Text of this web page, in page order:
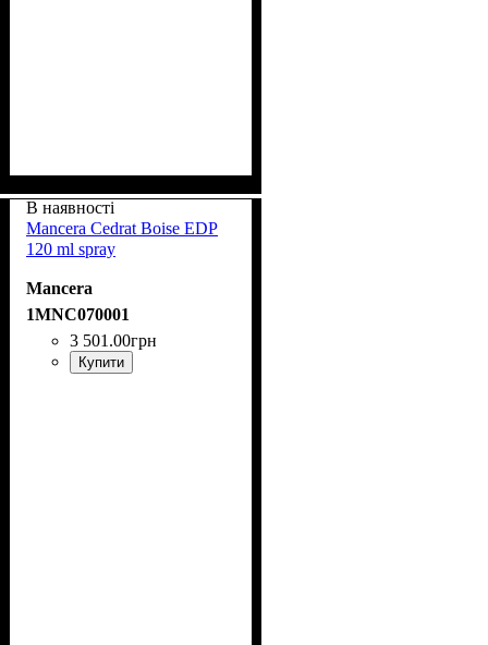
В наявності
Mancera Cedrat Boise EDP
120 ml spray
Mancera
1MNC070001
3 501 .00грн
Купити